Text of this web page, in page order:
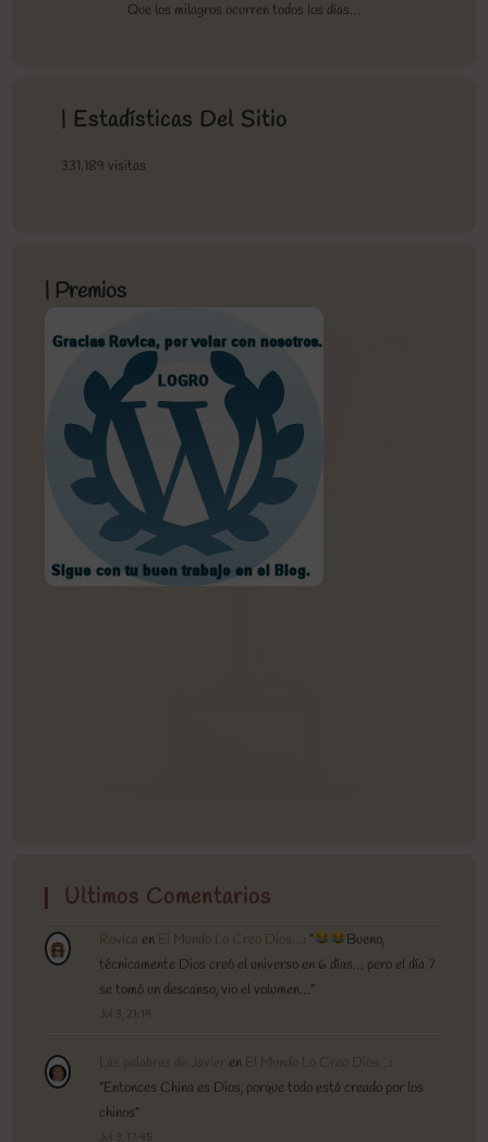
Que los milagros ocurren todos los días…
| Estadísticas Del Sitio
331.189 visitas
| Premios
Ultimos Comentarios
Rovica en El Mundo Lo Creo Dios… : “
Bueno,
técnicamente Dios creó el universo en 6 días… pero el día 7
se tomó un descanso, vio el volumen…”
Jul 3, 21:14
Las palabras de Javier en El Mundo Lo Creo Dios… :
“Entonces China es Dios, porque todo está creado por los
chinos”
Jul 3, 17:45